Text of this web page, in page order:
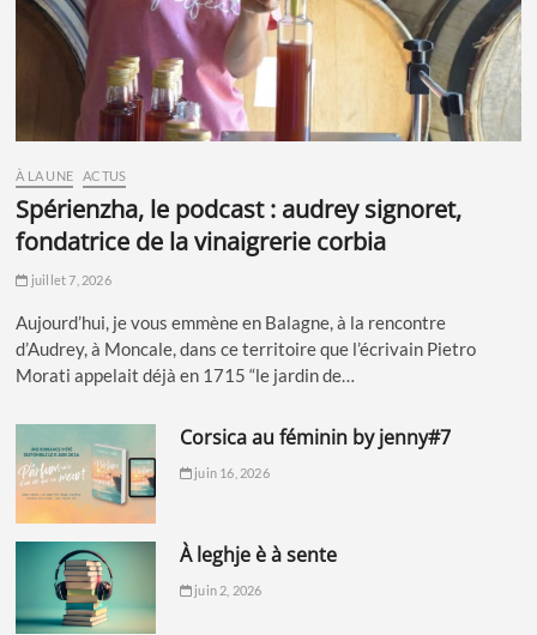
À LA UNE ACTUS
spérienzha, le podcast : audrey signoret,
fondatrice de la vinaigrerie corbia
juillet 7, 2026
Aujourd’hui, je vous emmène en Balagne, à la rencontre
d’Audrey, à Moncale, dans ce territoire que l’écrivain Pietro
Morati appelait déjà en 1715 “le jardin de…
corsica au féminin by jenny#7
juin 16, 2026
à leghje è à sente
juin 2, 2026